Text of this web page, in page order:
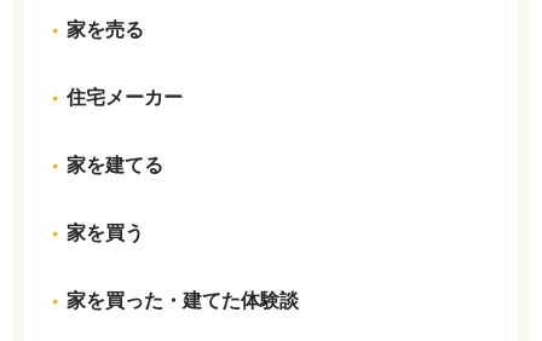
家を売る
住宅メーカー
家を建てる
家を買う
家を買った・建てた体験談